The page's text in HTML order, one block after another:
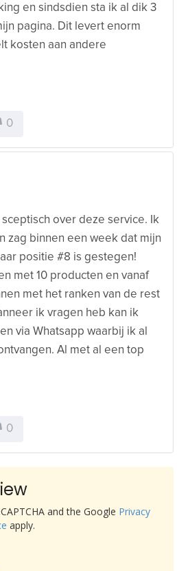
en sindsdien sta ik al dik 3
pagina. Dit levert enorm
kosten aan andere
0
over deze service. Ik
zag binnen een week dat mijn
positie #8 is gestegen!
met 10 producten en vanaf
met het ranken van de rest
ik vragen heb kan ik
via Whatsapp waarbij ik al
Al met al een top
0
and the Google Privacy
apply.